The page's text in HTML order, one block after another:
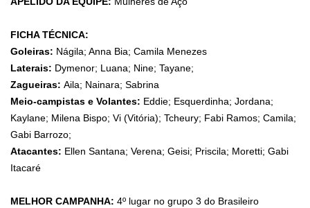
FICHA TÉCNICA:
Goleiras: Nágila; Anna Bia; Camila Menezes
Laterais: Dymenor; Luana; Nine; Tayane;
Zagueiras: Aila; Nainara; Sabrina
Meio-campistas e Volantes: Eddie; Esquerdinha; Jordana;
Kaylane; Milena Bispo; Vi (Vitória); Tcheury; Fabi Ramos; Camila;
Gabi Barrozo;
Atacantes: Ellen Santana; Verena; Geisi; Priscila; Moretti; Gabi
Itacaré
MELHOR CAMPANHA: 4º lugar no grupo 3 do Brasileiro